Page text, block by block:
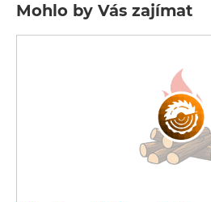
Mohlo by Vás zajímat